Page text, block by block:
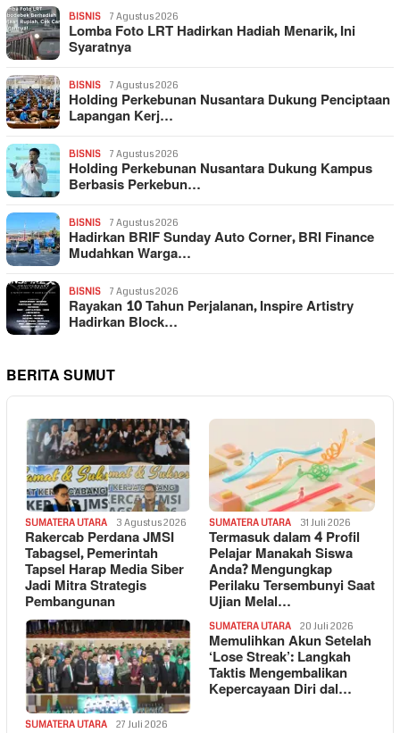
BISNIS 7 Agustus 2026
Lomba Foto LRT Hadirkan Hadiah Menarik, Ini
Syaratnya
BISNIS 7 Agustus 2026
Holding Perkebunan Nusantara Dukung Penciptaan
Lapangan Kerj…
BISNIS 7 Agustus 2026
Holding Perkebunan Nusantara Dukung Kampus
Berbasis Perkebun…
BISNIS 7 Agustus 2026
Hadirkan BRIF Sunday Auto Corner, BRI Finance
Mudahkan Warga…
BISNIS 7 Agustus 2026
Rayakan 10 Tahun Perjalanan, Inspire Artistry
Hadirkan Block…
BERITA SUMUT
SUMATERA UTARA 3 Agustus 2026
Rakercab Perdana JMSI
Tabagsel, Pemerintah
Tapsel Harap Media Siber
Jadi Mitra Strategis
Pembangunan
SUMATERA UTARA 31 Juli 2026
Termasuk dalam 4 Profil
Pelajar Manakah Siswa
Anda? Mengungkap
Perilaku Tersembunyi Saat
Ujian Melal…
SUMATERA UTARA 27 Juli 2026
SUMATERA UTARA 20 Juli 2026
Memulihkan Akun Setelah
‘Lose Streak’: Langkah
Taktis Mengembalikan
Kepercayaan Diri dal…